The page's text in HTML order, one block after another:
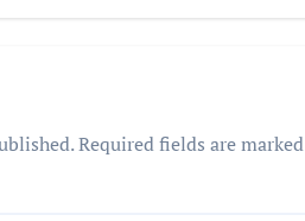
Required fields are marked